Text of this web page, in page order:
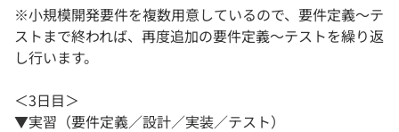
※小規模開発要件を複数用意しているので、要件定義～テ
ストまで終われば、再度追加の要件定義～テストを繰り返
し行います。
＜3日目＞
▼実習（要件定義／設計／実装／テスト）